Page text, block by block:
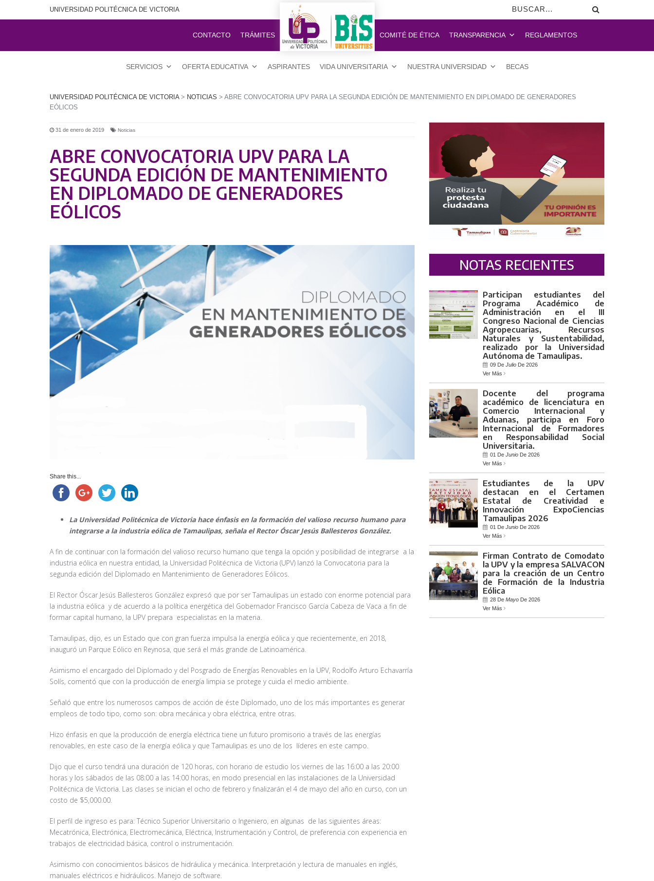
UNIVERSIDAD POLITÉCNICA DE VICTORIA
CONTACTO TRÁMITES COMITÉ DE ÉTICA TRANSPARENCIA REGLAMENTOS
SERVICIOS OFERTA EDUCATIVA ASPIRANTES VIDA UNIVERSITARIA NUESTRA UNIVERSIDAD BECAS
UNIVERSIDAD POLITÉCNICA DE VICTORIA> NOTICIAS > ABRE CONVOCATORIA UPV PARA LA SEGUNDA EDICIÓN DE MANTENIMIENTO EN DIPLOMADO DE GENERADORES
EÓLICOS
31 de enero de 2019 Noticias
ABRE CONVOCATORIA UPV PARA LA
SEGUNDA EDICIÓN DE MANTENIMIENTO
EN DIPLOMADO DE GENERADORES
EÓLICOS
Share this...
La Universidad Politécnica de Victoria hace énfasis en la formación del valioso recurso humano para
integrarse a la industria eólica de Tamaulipas, señala el Rector Óscar Jesús Ballesteros González.
A fin de continuar con la formación del valioso recurso humano que tenga la opción y posibilidad de integrarse a la
industria eólica en nuestra entidad, la Universidad Politécnica de Victoria (UPV) lanzó la Convocatoria para la
segunda edición del Diplomado en Mantenimiento de Generadores Eólicos.
El Rector Óscar Jesús Ballesteros González expresó que por ser Tamaulipas un estado con enorme potencial para
la industria eólica y de acuerdo a la política energética del Gobernador Francisco García Cabeza de Vaca a fin de
formar capital humano, la UPV prepara especialistas en la materia.
Tamaulipas, dijo, es un Estado que con gran fuerza impulsa la energía eólica y que recientemente, en 2018,
inauguró un Parque Eólico en Reynosa, que será el más grande de Latinoamérica.
Asimismo el encargado del Diplomado y del Posgrado de Energías Renovables en la UPV, Rodolfo Arturo Echavarría
Solís, comentó que con la producción de energía limpia se protege y cuida el medio ambiente.
Señaló que entre los numerosos campos de acción de éste Diplomado, uno de los más importantes es generar
empleos de todo tipo, como son: obra mecánica y obra eléctrica, entre otras.
Hizo énfasis en que la producción de energía eléctrica tiene un futuro promisorio a través de las energías
renovables, en este caso de la energía eólica y que Tamaulipas es uno de los líderes en este campo.
Dijo que el curso tendrá una duración de 120 horas, con horario de estudio los viernes de las 16:00 a las 20:00
horas y los sábados de las 08:00 a las 14:00 horas, en modo presencial en las instalaciones de la Universidad
Politécnica de Victoria. Las clases se inician el ocho de febrero y finalizarán el 4 de mayo del año en curso, con un
costo de $5,000.00.
El perfil de ingreso es para: Técnico Superior Universitario o Ingeniero, en algunas de las siguientes áreas:
Mecatrónica, Electrónica, Electromecánica, Eléctrica, Instrumentación y Control, de preferencia con experiencia en
trabajos de electricidad básica, control o instrumentación.
Asimismo con conocimientos básicos de hidráulica y mecánica. Interpretación y lectura de manuales en inglés,
manuales eléctricos e hidráulicos. Manejo de software.
NOTAS RECIENTES
Participan estudiantes del
Programa Académico de
Administración en el III
Congreso Nacional de Ciencias
Agropecuarias, Recursos
Naturales y Sustentabilidad,
realizado por la Universidad
Autónoma de Tamaulipas.
09 De Julio De 2026
Ver Más
Docente del programa
académico de licenciatura en
Comercio Internacional y
Aduanas, participa en Foro
Internacional de Formadores
en Responsabilidad Social
Universitaria.
01 De Junio De 2026
Ver Más
Estudiantes de la UPV
destacan en el Certamen
Estatal de Creatividad e
Innovación ExpoCiencias
Tamaulipas 2026
01 De Junio De 2026
Ver Más
Firman Contrato de Comodato
la UPV y la empresa SALVACON
para la creación de un Centro
de Formación de la Industria
Eólica
28 De Mayo De 2026
Ver Más